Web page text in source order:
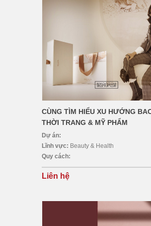
CÙNG TÌM HIỂU XU HƯỚNG
THỜI TRANG & MỸ PHẨM
Dự án:
Lĩnh vực: Beauty & Health
Quy cách:
Liên hệ